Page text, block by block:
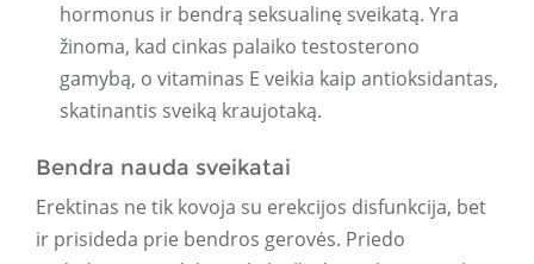
hormonus ir bendrą seksualinę sveikatą. Yra
žinoma, kad cinkas palaiko testosterono
gamybą, o vitaminas E veikia kaip antioksidantas,
skatinantis sveiką kraujotaką.
Bendra nauda sveikatai
Erektinas ne tik kovoja su erekcijos disfunkcija, bet
ir prisideda prie bendros gerovės. Priedo